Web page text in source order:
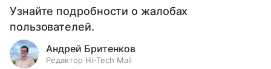
Узнайте подробности о жалобах
пользователей.
Андрей Бритенков
Редактор Hi-Tech Mail